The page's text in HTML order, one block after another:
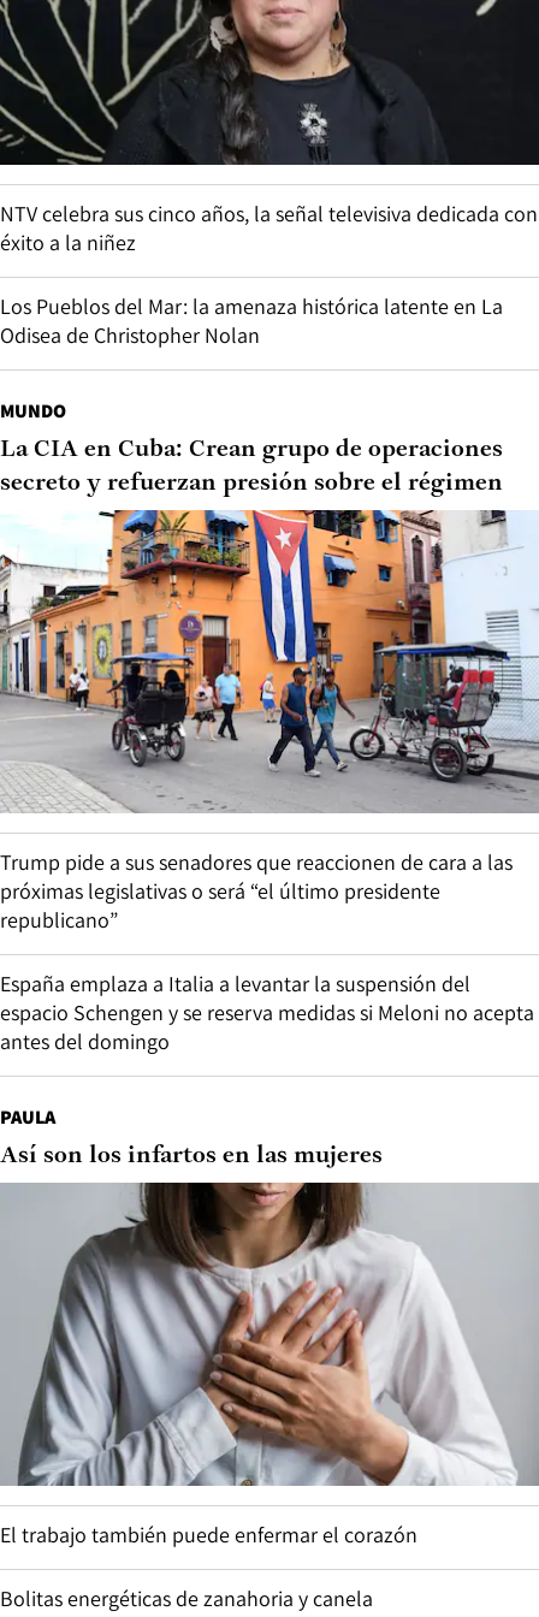
NTV celebra sus cinco años, la señal televisiva dedicada con
éxito a la niñez
Los Pueblos del Mar: la amenaza histórica latente en La
Odisea de Christopher Nolan
MUNDO
La CIA en Cuba: Crean grupo de operaciones
secreto y refuerzan presión sobre el régimen
Trump pide a sus senadores que reaccionen de cara a las
próximas legislativas o será “el último presidente
republicano”
España emplaza a Italia a levantar la suspensión del
espacio Schengen y se reserva medidas si Meloni no acepta
antes del domingo
PAULA
Así son los infartos en las mujeres
El trabajo también puede enfermar el corazón
Bolitas energéticas de zanahoria y canela